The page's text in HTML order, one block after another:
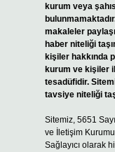
kurum veya
makaleler
haber niteliği
kişiler hakkında
kurum ve kişiler
tesadüfidir.
tavsiye niteliği
Sitemiz, 5651
ve İletişim
Sağlayıcı olarak